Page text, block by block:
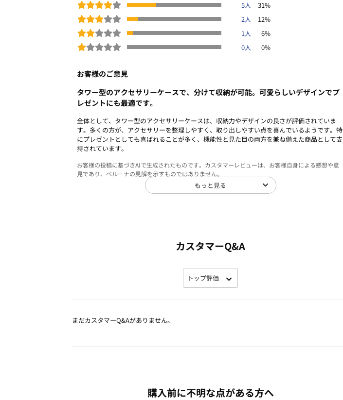
5人
31%
2人
12%
1人
6%
0人
0%
お客様のご意見
タワー型のアクセサリーケースで、分けて収納が可能。可愛らしいデザインでプ
レゼントにも最適です。
全体として、タワー型のアクセサリーケースは、収納力やデザインの良さが評価されていま
す。多くの方が、アクセサリーを整理しやすく、取り出しやすい点を喜んでいるようです。特
にプレゼントとしても喜ばれることが多く、機能性と見た目の両方を兼ね備えた商品として支
持されています。
お客様の投稿に基づきAIで生成されたものです。カスタマーレビューは、お客様自身による感想や意
見であり、ベルーナの見解を示すものではありません。
もっと見る
カスタマーQ&A
まだカスタマーQ&Aがありません。
購入前に不明な点がある方へ